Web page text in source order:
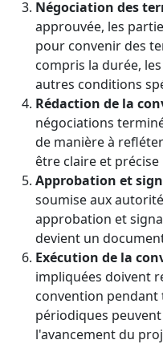
Négociation des
approuvée, les
pour convenir des
compris la durée,
autres conditions
Rédaction de la
négociations
de manière à
être claire et
Approbation et
soumise aux
approbation et
devient un
Exécution de la
impliquées doivent
convention pendant
périodiques
l'avancement du